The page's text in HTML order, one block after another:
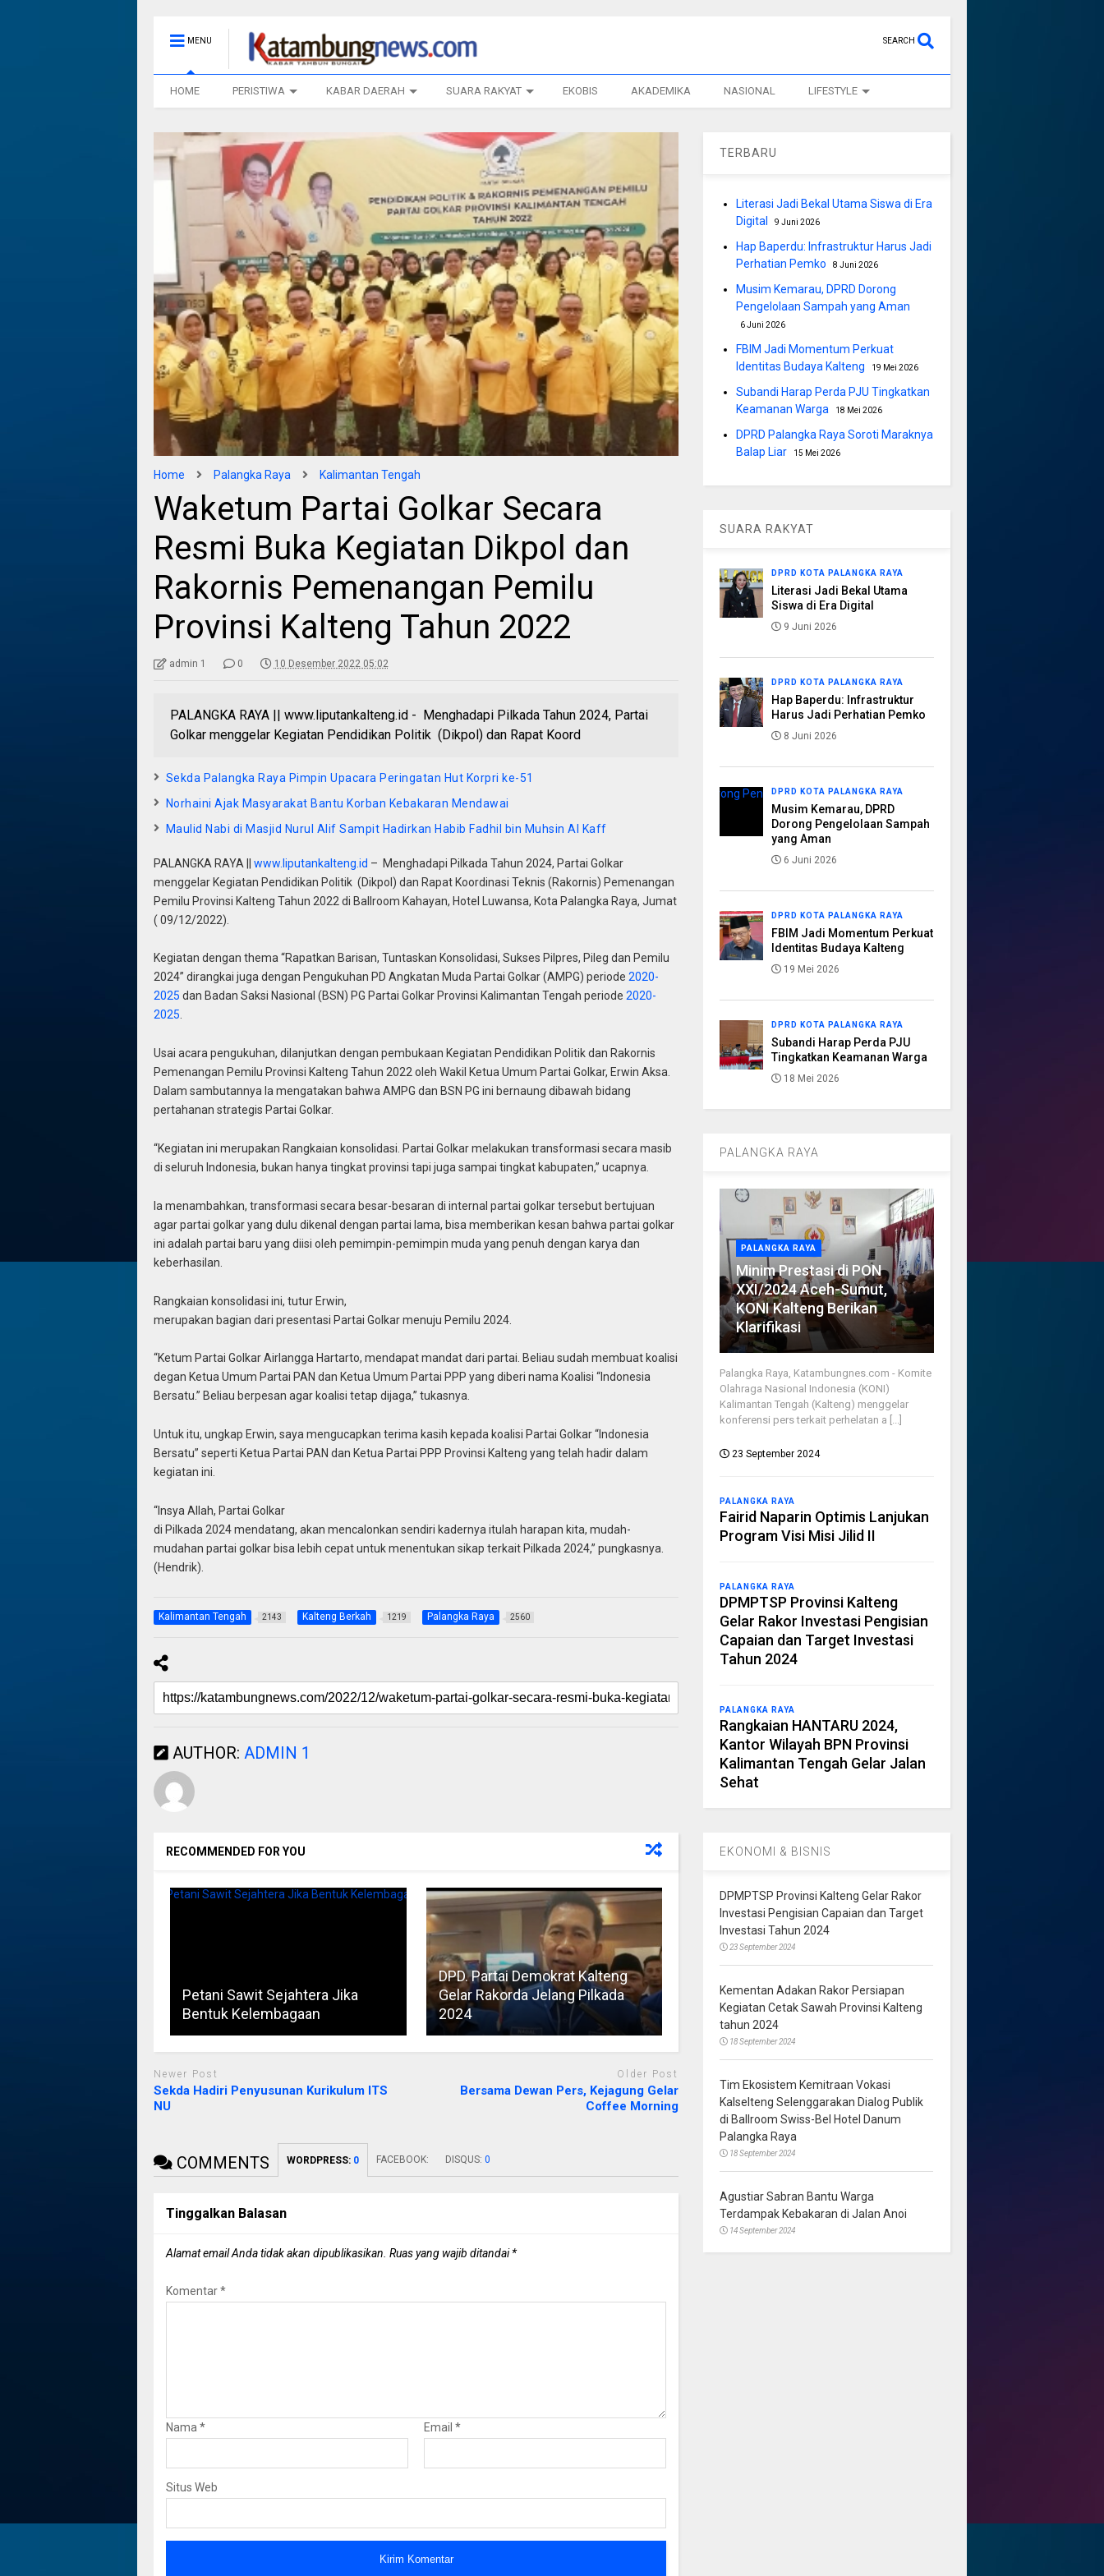
MENU SEARCH
HOME PERISTIWA KABAR DAERAH SUARA RAKYAT EKOBIS AKADEMIKA NASIONAL LIFESTYLE
Home Palangka Raya Kalimantan Tengah
Waketum Partai Golkar Secara
Resmi Buka Kegiatan Dikpol dan
Rakornis Pemenangan Pemilu
Provinsi Kalteng Tahun 2022
admin 1 0 10 Desember 2022 05:02
PALANGKA RAYA || www.liputankalteng.id - Menghadapi Pilkada Tahun 2024, Partai
Golkar menggelar Kegiatan Pendidikan Politik (Dikpol) dan Rapat Koord
Sekda Palangka Raya Pimpin Upacara Peringatan Hut Korpri ke-51
Norhaini Ajak Masyarakat Bantu Korban Kebakaran Mendawai
Maulid Nabi di Masjid Nurul Alif Sampit Hadirkan Habib Fadhil bin Muhsin Al Kaff
PALANGKA RAYA || www.liputankalteng.id – Menghadapi Pilkada Tahun 2024, Partai Golkar
menggelar Kegiatan Pendidikan Politik (Dikpol) dan Rapat Koordinasi Teknis (Rakornis) Pemenangan
Pemilu Provinsi Kalteng Tahun 2022 di Ballroom Kahayan, Hotel Luwansa, Kota Palangka Raya, Jumat
( 09/12/2022).
Kegiatan dengan thema “Rapatkan Barisan, Tuntaskan Konsolidasi, Sukses Pilpres, Pileg dan Pemilu
2024” dirangkai juga dengan Pengukuhan PD Angkatan Muda Partai Golkar (AMPG) periode 2020-
2025 dan Badan Saksi Nasional (BSN) PG Partai Golkar Provinsi Kalimantan Tengah periode 2020-
2025.
Usai acara pengukuhan, dilanjutkan dengan pembukaan Kegiatan Pendidikan Politik dan Rakornis
Pemenangan Pemilu Provinsi Kalteng Tahun 2022 oleh Wakil Ketua Umum Partai Golkar, Erwin Aksa.
Dalam sambutannya Ia mengatakan bahwa AMPG dan BSN PG ini bernaung dibawah bidang
pertahanan strategis Partai Golkar.
“Kegiatan ini merupakan Rangkaian konsolidasi. Partai Golkar melakukan transformasi secara masib
di seluruh Indonesia, bukan hanya tingkat provinsi tapi juga sampai tingkat kabupaten,” ucapnya.
Ia menambahkan, transformasi secara besar-besaran di internal partai golkar tersebut bertujuan
agar partai golkar yang dulu dikenal dengan partai lama, bisa memberikan kesan bahwa partai golkar
ini adalah partai baru yang diisi oleh pemimpin-pemimpin muda yang penuh dengan karya dan
keberhasilan.
Rangkaian konsolidasi ini, tutur Erwin,
merupakan bagian dari presentasi Partai Golkar menuju Pemilu 2024.
“Ketum Partai Golkar Airlangga Hartarto, mendapat mandat dari partai. Beliau sudah membuat koalisi
degan Ketua Umum Partai PAN dan Ketua Umum Partai PPP yang diberi nama Koalisi “Indonesia
Bersatu.” Beliau berpesan agar koalisi tetap dijaga,” tukasnya.
Untuk itu, ungkap Erwin, saya mengucapkan terima kasih kepada koalisi Partai Golkar “Indonesia
Bersatu” seperti Ketua Partai PAN dan Ketua Partai PPP Provinsi Kalteng yang telah hadir dalam
kegiatan ini.
“Insya Allah, Partai Golkar
di Pilkada 2024 mendatang, akan mencalonkan sendiri kadernya itulah harapan kita, mudah-
mudahan partai golkar bisa lebih cepat untuk menentukan sikap terkait Pilkada 2024,” pungkasnya.
(Hendrik).
Kalimantan Tengah 2143 Kalteng Berkah 1219 Palangka Raya 2560
AUTHOR: ADMIN 1
RECOMMENDED FOR YOU
Petani Sawit Sejahtera Jika
Bentuk Kelembagaan
DPD. Partai Demokrat Kalteng
Gelar Rakorda Jelang Pilkada
2024
Newer Post
Sekda Hadiri Penyusunan Kurikulum ITS
NU
Older Post
Bersama Dewan Pers, Kejagung Gelar
Coffee Morning
COMMENTS WORDPRESS: 0 FACEBOOK: DISQUS: 0
Tinggalkan Balasan
Alamat email Anda tidak akan dipublikasikan. Ruas yang wajib ditandai*
Komentar*
Nama* Email *
Situs Web
TERBARU
Literasi Jadi Bekal Utama Siswa di Era
Digital
9 Juni 2026
Hap Baperdu: Infrastruktur Harus Jadi
Perhatian Pemko
8 Juni 2026
Musim Kemarau, DPRD Dorong
Pengelolaan Sampah yang Aman
6 Juni 2026
FBIM Jadi Momentum Perkuat
Identitas Budaya Kalteng
19 Mei 2026
Subandi Harap Perda PJU Tingkatkan
Keamanan Warga
18 Mei 2026
DPRD Palangka Raya Soroti Maraknya
Balap Liar
15 Mei 2026
SUARA RAKYAT
DPRD KOTA PALANGKA RAYA
Literasi Jadi Bekal Utama
Siswa di Era Digital
9 Juni 2026
DPRD KOTA PALANGKA RAYA
Hap Baperdu: Infrastruktur
Harus Jadi Perhatian Pemko
8 Juni 2026
DPRD KOTA PALANGKA RAYA
Musim Kemarau, DPRD
Dorong Pengelolaan Sampah
yang Aman
6 Juni 2026
DPRD KOTA PALANGKA RAYA
FBIM Jadi Momentum Perkuat
Identitas Budaya Kalteng
19 Mei 2026
DPRD KOTA PALANGKA RAYA
Subandi Harap Perda PJU
Tingkatkan Keamanan Warga
18 Mei 2026
PALANGKA RAYA
PALANGKA RAYA
Minim Prestasi di PON
XXI/2024 Aceh-Sumut,
KONI Kalteng Berikan
Klarifikasi
Palangka Raya, Katambungnes.com - Komite
Olahraga Nasional Indonesia (KONI)
Kalimantan Tengah (Kalteng) menggelar
konferensi pers terkait perhelatan a [...]
23 September 2024
PALANGKA RAYA
Fairid Naparin Optimis Lanjukan
Program Visi Misi Jilid II
PALANGKA RAYA
DPMPTSP Provinsi Kalteng
Gelar Rakor Investasi Pengisian
Capaian dan Target Investasi
Tahun 2024
PALANGKA RAYA
Rangkaian HANTARU 2024,
Kantor Wilayah BPN Provinsi
Kalimantan Tengah Gelar Jalan
Sehat
EKONOMI & BISNIS
DPMPTSP Provinsi Kalteng Gelar Rakor
Investasi Pengisian Capaian dan Target
Investasi Tahun 2024
23 September 2024
Kementan Adakan Rakor Persiapan
Kegiatan Cetak Sawah Provinsi Kalteng
tahun 2024
18 September 2024
Tim Ekosistem Kemitraan Vokasi
Kalselteng Selenggarakan Dialog Publik
di Ballroom Swiss-Bel Hotel Danum
Palangka Raya
18 September 2024
Agustiar Sabran Bantu Warga
Terdampak Kebakaran di Jalan Anoi
14 September 2024